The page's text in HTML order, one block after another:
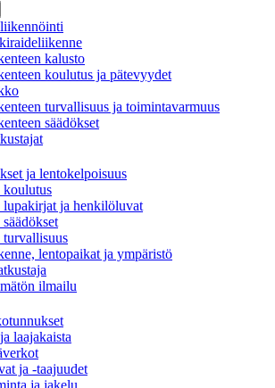
kalusto
koulutus ja pätevyydet
turvallisuus ja toimintavarmuus
säädökset
ja lentokelpoisuus
ja henkilöluvat
lentopaikat ja ympäristö
ilmailu
laajakaista
ja -taajuudet
ja jakelu